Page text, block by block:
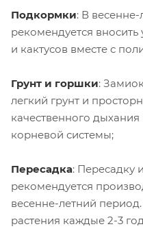
Подкормки: В
рекомендуется
и кактусов вместе с
Грунт и горшки:
легкий грунт и
качественного
корневой системы;
Пересадка: Пересадку
рекомендуется
весенне-летний
растения каждые 2-3